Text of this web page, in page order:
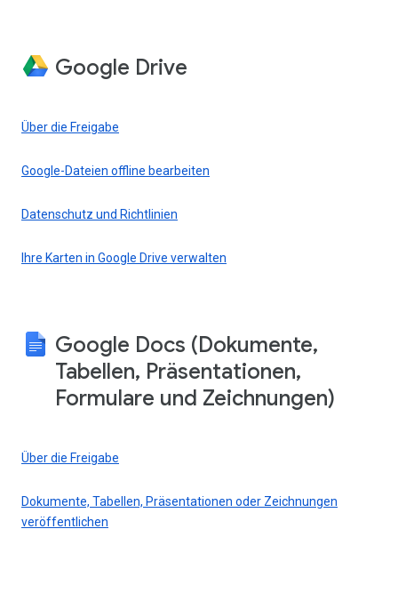
Google Drive
Über die Freigabe
Google-Dateien offline bearbeiten
Datenschutz und Richtlinien
Ihre Karten in Google Drive verwalten
Google Docs (Dokumente,
Tabellen, Präsentationen,
Formulare und Zeichnungen)
Über die Freigabe
Dokumente, Tabellen, Präsentationen oder Zeichnungen
veröffentlichen